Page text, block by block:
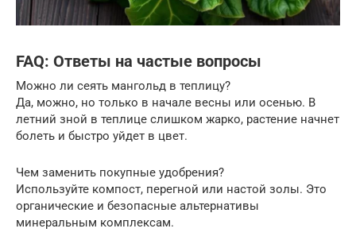
FAQ: Ответы на частые вопросы
Можно ли сеять мангольд в теплицу?
Да, можно, но только в начале весны или осенью. В
летний зной в теплице слишком жарко, растение начнет
болеть и быстро уйдет в цвет.
Чем заменить покупные удобрения?
Используйте компост, перегной или настой золы. Это
органические и безопасные альтернативы
минеральным комплексам.